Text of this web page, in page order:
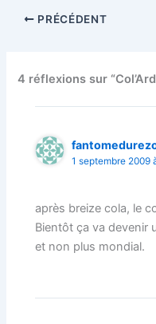
PRÉCÉDENT
4 réflexions sur
1 septembre 2009
après breize cola, le
Bientôt ça va devenir
et non plus mondial.